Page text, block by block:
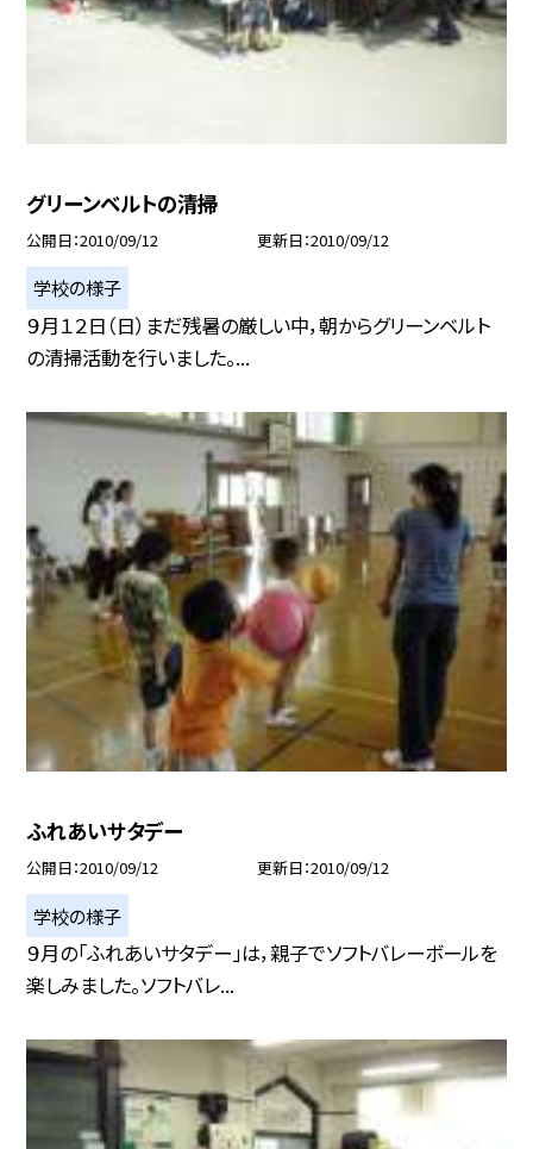
グリーンベルトの清掃
公開日 2010/09/12 更新日 2010/09/12
学校の様子
９月１２日（日）まだ残暑の厳しい中，朝からグリーンベルト
の清掃活動を行いました。...
ふれあいサタデー
公開日 2010/09/12 更新日 2010/09/12
学校の様子
９月の「ふれあいサタデー」は，親子でソフトバレーボールを
楽しみました。ソフトバレ...